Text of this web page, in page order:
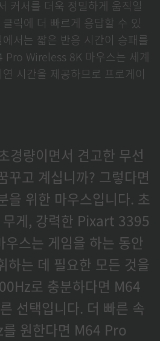
커서를 더욱 정밀하게 움직일
릭에 더 빠르게 응답할 수 있
서는 짧은 반응 시간이 승패를
Pro Wireless 8K 마우스는 세계
시간을 제공하므로 프로게이
경량이면서 견고한 무선
꾸고 계십니까? 그렇다면
을 위한 마우스입니다. 초
무게, 강력한 Pixart 3395
우스는 게임을 하는 동안
하는 데 필요한 모든 것을
로 충분하다면 M64
선택입니다. 더 빠른 속
원한다면 M64 Pro